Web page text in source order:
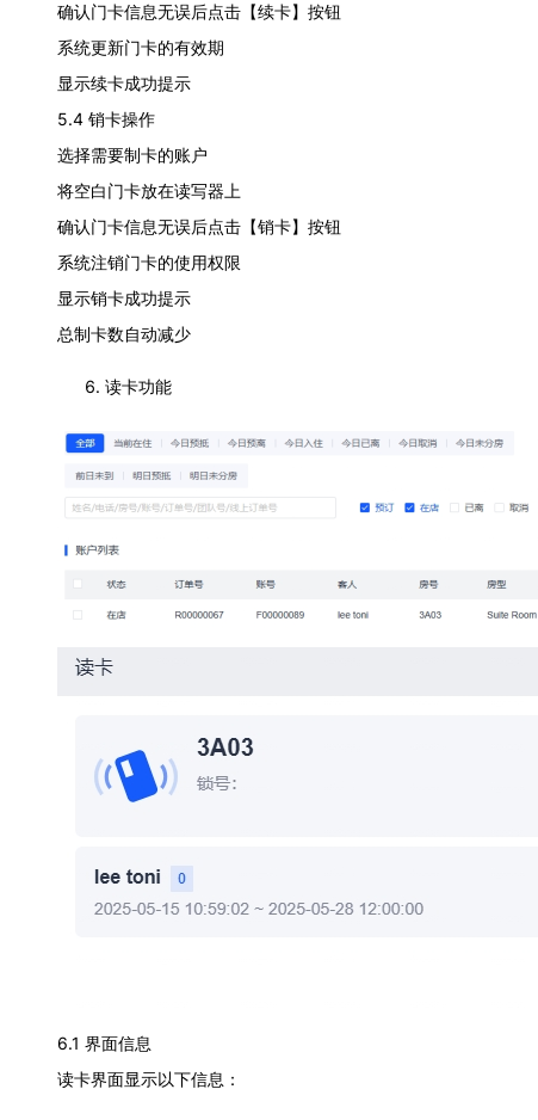
确认门卡信息无误后点击【续卡】按钮
系统更新门卡的有效期
显示续卡成功提示
5.4 销卡操作
选择需要制卡的账户
将空白门卡放在读写器上
确认门卡信息无误后点击【销卡】按钮
系统注销门卡的使用权限
显示销卡成功提示
总制卡数自动减少
读卡功能
6.1 界面信息
读卡界面显示以下信息：